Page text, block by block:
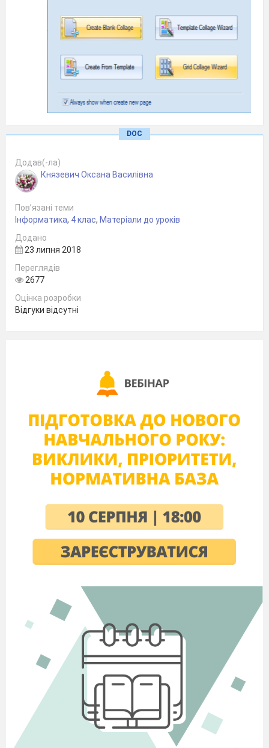
Вибираємо команду
команду
Collage
DOC
Додав(-ла)
Князевич Оксана Василівна
Пов’язані теми
Інформатика, 4 клас, Матеріали до уроків
Додано
23 липня 2018
Переглядів
2677
Оцінка розробки
Відгуки відсутні